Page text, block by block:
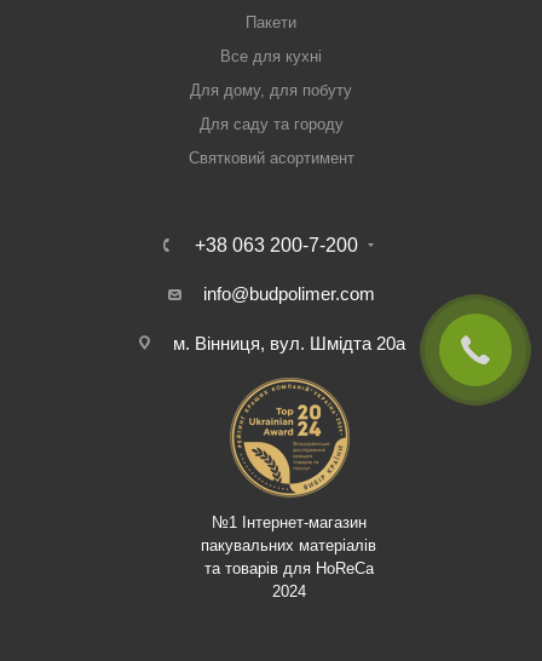
Пакети
Все для кухні
Для дому, для побуту
Для саду та городу
Святковий асортимент
+38 063 200-7-200
info@budpolimer.com
м. Вінниця, вул. Шмідта 20а
№1 Інтернет-магазин
пакувальних матеріалів
та товарів для HoReCa
2024